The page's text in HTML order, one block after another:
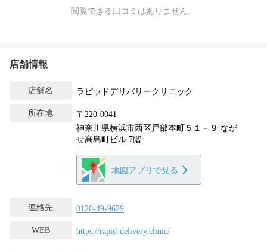
閲覧できる口コミはありません。
店舗情報
店舗名 ラピッドデリバリークリニック
所在地
〒220-0041
神奈川県横浜市西区戸部本町５１－９ なが
せ高島町ビル 7階
地図アプリで見る
連絡先 0120-49-9629
WEB https://rapid-delivery.clinic/